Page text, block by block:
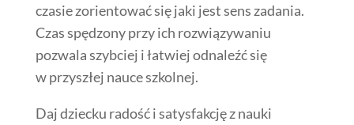
czasie zorientować się jaki jest sens zadania.
Czas spędzony przy ich rozwiązywaniu
pozwala szybciej i łatwiej odnaleźć się
w przyszłej nauce szkolnej.
Daj dziecku radość i satysfakcję z nauki